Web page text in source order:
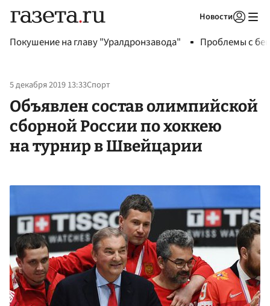
Новости
Покушение на главу "Уралдронзавода" Проблемы с
5 декабря 2019 13:33Спорт
Объявлен состав олимпийской
сборной России по хоккею
на турнир в Швейцарии